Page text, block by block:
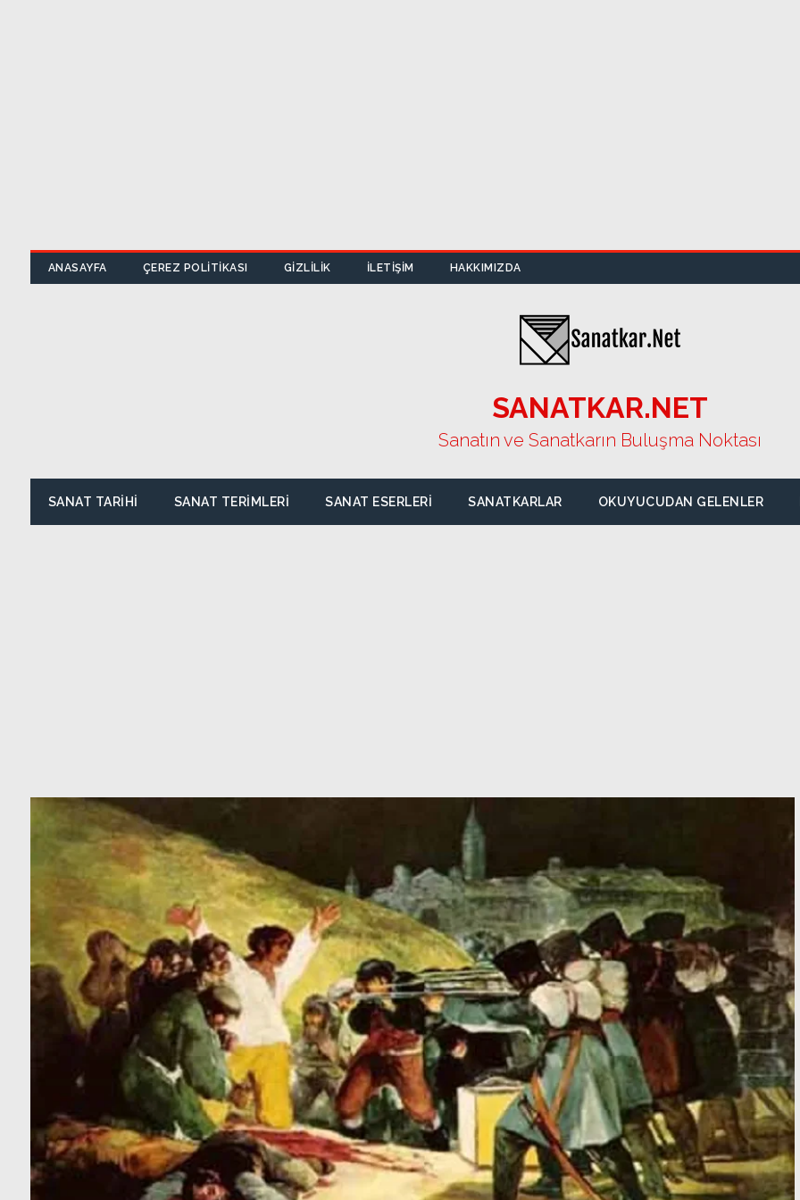
ANASAYFA ÇEREZ POLITIKASI GIZLILIK İLETIŞIM HAKKIMIZDA
SANATKAR.NET
Sanatın ve Sanatkarın Buluşma Noktası
SANAT TARIHI SANAT TERIMLERI SANAT ESERLERI SANATKARLAR OKUYUCUDAN GELENLER